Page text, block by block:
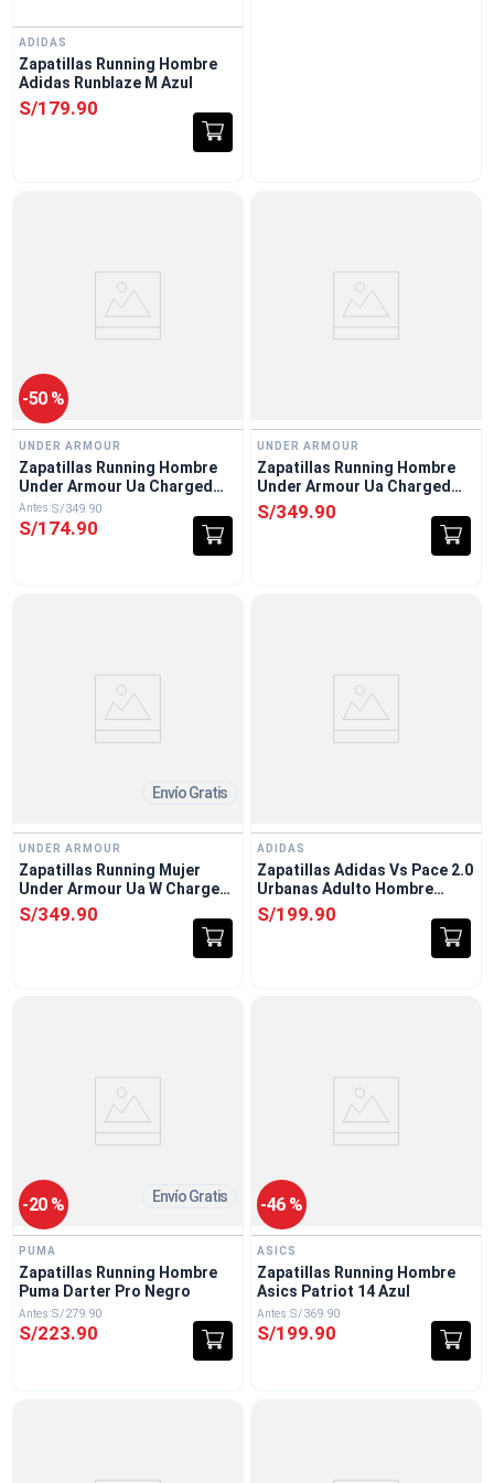
ADIDAS
Zapatillas Running Hombre
Adidas Runblaze M Azul
S/179.90
-50 %
UNDER ARMOUR
Zapatillas Running Hombre
Under Armour Ua Charged
Escape 4 Negro
S/349 90
S/174.90
UNDER ARMOUR
Zapatillas Running Hombre
Under Armour Ua Charged
Escape 4 Negro
S/349.90
Envío Gratis
UNDER ARMOUR
Zapatillas Running Mujer
Under Armour Ua W Charged
Escape 4 Blanco
S/349.90
ADIDAS
Zapatillas Adidas Vs Pace 2.0
Urbanas Adulto Hombre
Blanco
S/199.90
-20 % Envío Gratis
PUMA
Zapatillas Running Hombre
Puma Darter Pro Negro
S/279.90
S/223.90
-46 %
ASICS
Zapatillas Running Hombre
Asics Patriot 14 Azul
S/369.90
S/199.90